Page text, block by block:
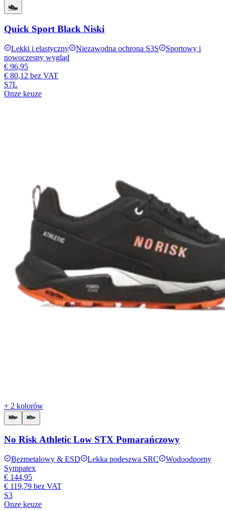
Quick Sport Black Niski
Lekki i elastyczny Niezawodna ochrona S3S
Sportowy i
nowoczesny wygląd
€ 96,95
€ 80,12 bez VAT
S7L
Onze keuze
+ 2 kolorów
No Risk Athletic Low STX Pomarańczowy
Bezmetalowy & ESD Lekka podeszwa SRC
Wodoodporny
Sympatex
€ 144,95
€ 119,79 bez VAT
S3
Onze keuze